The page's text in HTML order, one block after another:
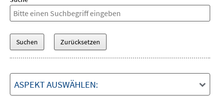
ASPEKT AUSWÄHLEN: